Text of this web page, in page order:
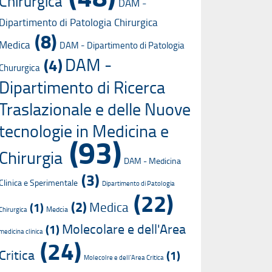
Dipartimento di Patologia Chirurgica
Medica (8) DAM - Dipartimento di Patologia
(4)DAM -
Dipartimento di Ricerca
e delle Nuove
in Medicina e
Chirurgia(93) DAM - Medicina
e Sperimentale (3) Dipartimento di Patologia
(1) Medcia (2) Medica (22)
clinica (1)Molecolare e dell'Area
Critica (24) Molecolre e dell'Area Critica (1)